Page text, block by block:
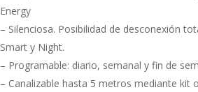
Energy
– Silenciosa. Posibilidad de desconexión
Smart y Night.
– Programable: diario, semanal y fin de
– Canalizable hasta 5 metros mediante kit